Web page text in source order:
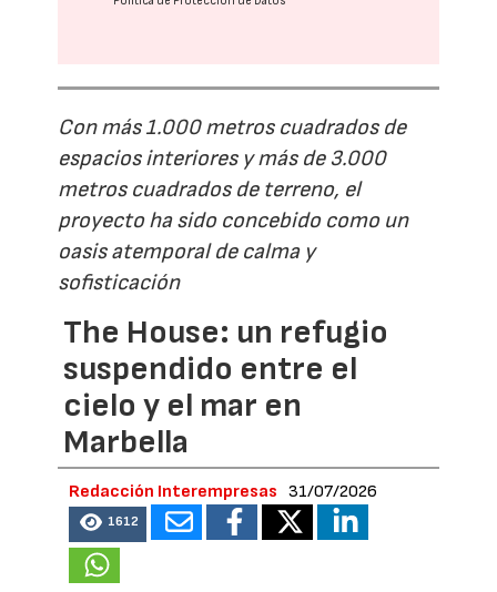
Con más 1.000 metros cuadrados de
espacios interiores y más de 3.000
metros cuadrados de terreno, el
proyecto ha sido concebido como un
oasis atemporal de calma y
sofisticación
The House: un refugio
suspendido entre el
cielo y el mar en
Marbella
Redacción Interempresas 31/07/2026
1612